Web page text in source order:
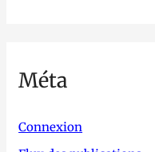
Méta
Connexion